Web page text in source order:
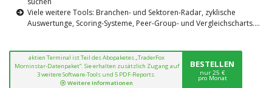
Viele weitere Tools: Branchen- und Sektoren-Radar, zyklische
Auswertunge, Scoring-Systeme, Peer-Group- und Vergleichscharts....
aktien Terminal ist Teil des Abopaketes „TraderFox
Morninstar-Datenpaket“. Sie erhalten zusätzlich Zugang auf
3 weitere Software-Tools und 5 PDF-Reports.
Weitere Informationen
BESTELLEN
nur 25 €
pro Monat